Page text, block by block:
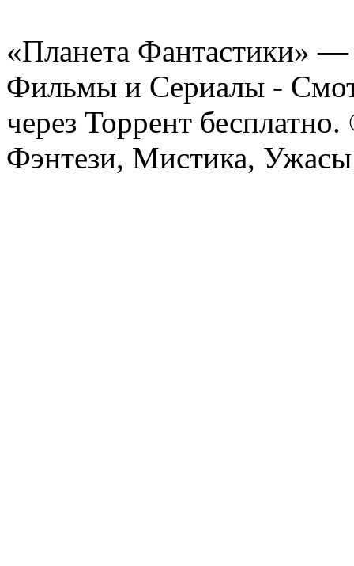
«Планета Фантастики»
Фильмы и Сериалы -
через Торрент
Фэнтези, Мистика,